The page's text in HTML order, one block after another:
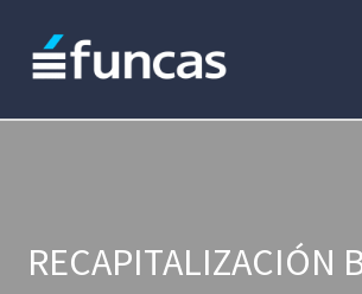
RECAPITALIZACIÓN